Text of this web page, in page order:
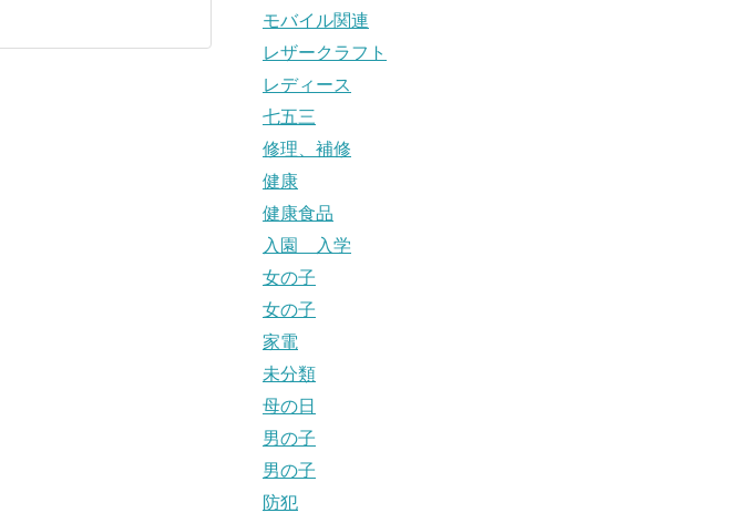
モバイル関連
レザークラフト
レディース
七五三
修理、補修
健康
健康食品
入園 入学
女の子
女の子
家電
未分類
母の日
男の子
男の子
防犯